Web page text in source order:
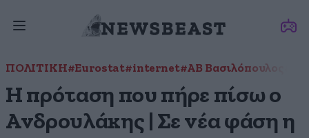
ΠΟΛΙΤΙΚΗ#Eurostat#internet#ΑΒ Βασιλόπουλος
Η πρόταση που πήρε πίσω ο
Ανδρουλάκης | Σε νέα φάση η